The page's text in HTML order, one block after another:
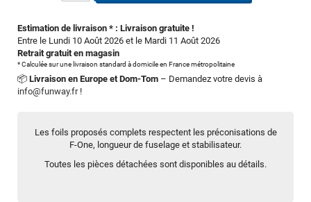
Les foils proposés complets respectent les préconisations de
F-One, longueur de fuselage et stabilisateur.
Toutes les pièces détachées sont disponibles au détails.
Estimation de livraison * : Livraison gratuite !
Entre le Lundi 10 Août 2026 et le Mardi 11 Août 2026
Retrait gratuit en magasin
* Calculée sur une livraison standard à domicile en France métropolitaine
📦 Livraison en Europe et Dom-Tom – Demandez votre devis à
info@funway.fr!